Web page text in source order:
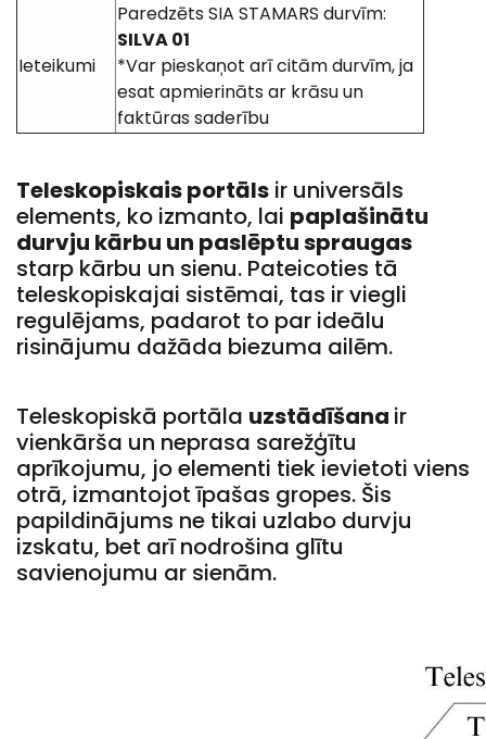
Ieteikumi
Paredzēts SIA STAMARS durvīm:
SILVA 01
*Var pieskaņot arī citām durvīm, ja
esat apmierināts ar krāsu un
faktūras saderību
Teleskopiskais portāls ir universāls
elements, ko izmanto, lai paplašinātu
durvju kārbu un paslēptu spraugas
starp kārbu un sienu. Pateicoties tā
teleskopiskajai sistēmai, tas ir viegli
regulējams, padarot to par ideālu
risinājumu dažāda biezuma ailēm.
Teleskopiskā portāla uzstādīšana ir
vienkārša un neprasa sarežģītu
aprīkojumu, jo elementi tiek ievietoti viens
otrā, izmantojot īpašas gropes. Šis
papildinājums ne tikai uzlabo durvju
izskatu, bet arī nodrošina glītu
savienojumu ar sienām.